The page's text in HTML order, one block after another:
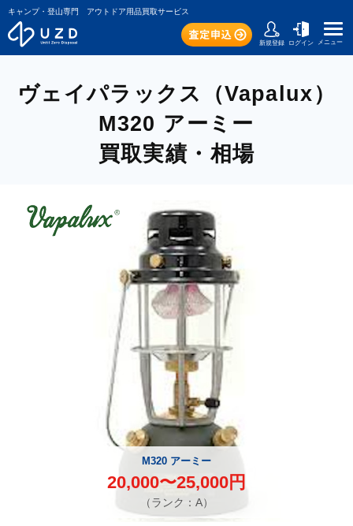
キャンプ・登山専門 アウトドア用品買取サービス
新規登録 ログイン メニュー
ヴェイパラックス（Vapalux）
M320 アーミー
買取実績・相場
M320 アーミー
20,000〜25,000円
（ランク：A）